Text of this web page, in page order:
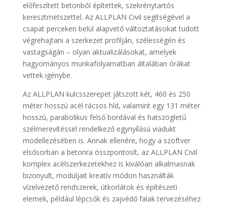
előfeszített betonból építettek, szekrénytartós
keresztmetszettel. Az ALLPLAN Civil segítségével a
csapat perceken belül alapvető változtatásokat tudott
végrehajtani a szerkezet profilján, szélességén és
vastagságán – olyan aktualizálásokat, amelyek
hagyományos munkafolyamatban általában órákat
vettek igénybe.
Az ALLPLAN kulcsszerepet játszott két, 460 és 250
méter hosszú acél rácsos híd, valamint egy 131 méter
hosszú, parabolikus felső bordával és hatszögletű
szélmerevítéssel rendelkező egynyílású viadukt
modellezésében is. Annak ellenére, hogy a szoftver
elsősorban a betonra összpontosít, az ALLPLAN Civil
komplex acélszerkezetekhez is kiválóan alkalmasnak
bizonyult, moduljait kreatív módon használták
vízelvezető rendszerek, útkorlátok és építészeti
elemek, például lépcsők és zajvédő falak tervezéséhez